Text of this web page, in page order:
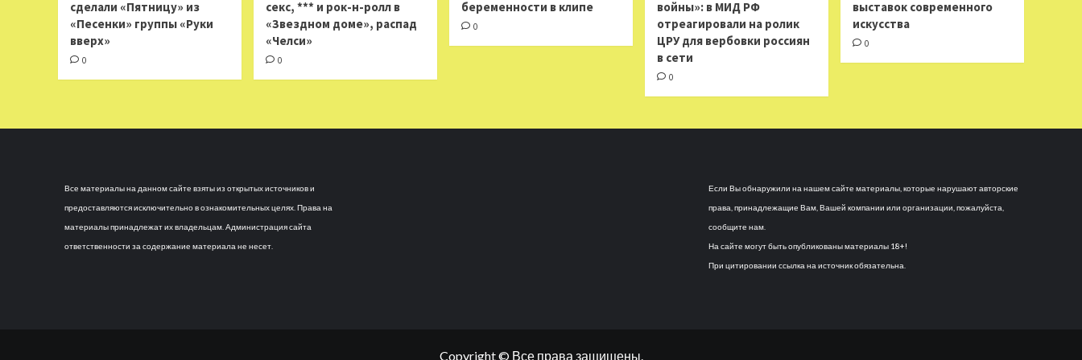
сделали «Пятницу» из
«Песенки» группы «Руки
вверх»
0
секс, *** и рок-н-ролл в
«Звездном доме», распад
«Челси»
0
беременности в клипе
0
войны»: в МИД РФ
отреагировали на ролик
ЦРУ для вербовки россиян
в сети
0
выставок современного
искусства
0
Все материалы на данном сайте взяты из открытых источников и
предоставляются исключительно в ознакомительных целях. Права на
материалы принадлежат их владельцам. Администрация сайта
ответственности за содержание материала не несет.
Если Вы обнаружили на нашем сайте материалы, которые нарушают авторские
права, принадлежащие Вам, Вашей компании или организации, пожалуйста,
сообщите нам.
На сайте могут быть опубликованы материалы 18+!
При цитировании ссылка на источник обязательна.
Copyright © Все права защищены.